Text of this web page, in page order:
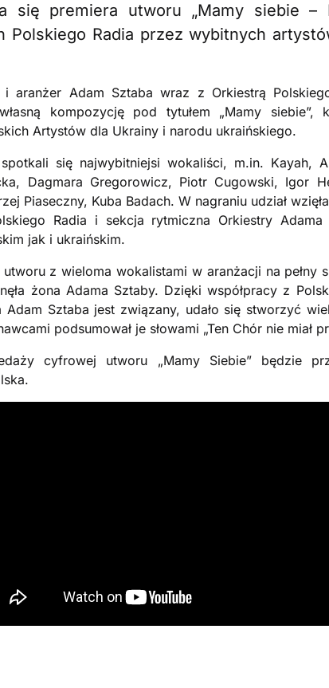
się premiera utworu „Mamy siebie –
Polskiego Radia przez wybitnych
i aranżer Adam Sztaba wraz z Orkiestrą
kompozycję pod tytułem „Mamy siebie”,
Artystów dla Ukrainy i narodu ukraińskiego.
się najwybitniejsi wokaliści, m.in. Kayah,
Dagmara Gregorowicz, Piotr Cugowski, Igor
Piaseczny, Kuba Badach. W nagraniu udział
Radia i sekcja rytmiczna Orkiestry Adama
jak i ukraińskim.
utworu z wieloma wokalistami w aranżacji na pełny
żona Adama Sztaby. Dzięki współpracy z
Sztaba jest związany, udało się stworzyć
podsumował je słowami „Ten Chór nie miał
cyfrowej utworu „Mamy Siebie” będzie